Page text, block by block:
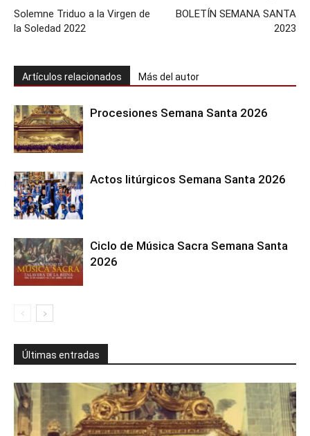
Solemne Triduo a la Virgen de
la Soledad 2022
BOLETÍN SEMANA SANTA
2023
Artículos relacionados Más del autor
Procesiones Semana Santa 2026
Actos litúrgicos Semana Santa 2026
Ciclo de Música Sacra Semana Santa
2026
Últimas entradas